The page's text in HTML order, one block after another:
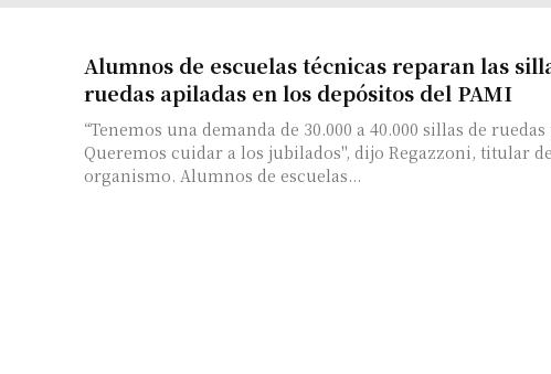
Alumnos de escuelas técnicas reparan las
ruedas apiladas en los depósitos del PAMI
“Tenemos una demanda de 30.000 a 40.000 sillas de
Queremos cuidar a los jubilados", dijo Regazzoni, titular
organismo. Alumnos de escuelas...